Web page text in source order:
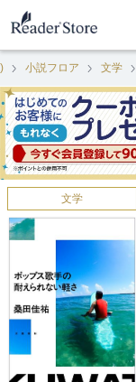
小説フロア 文学
文学